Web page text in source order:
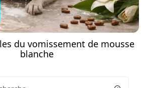
du vomissement de mousse
blanche